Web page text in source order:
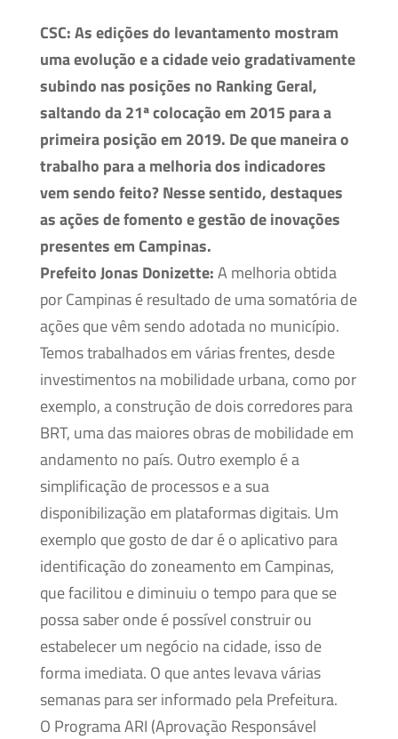
CSC: As edições do levantamento mostram
uma evolução e a cidade veio gradativamente
subindo nas posições no Ranking Geral,
saltando da 21ª colocação em 2015 para a
primeira posição em 2019. De que maneira o
trabalho para a melhoria dos indicadores
vem sendo feito? Nesse sentido, destaques
as ações de fomento e gestão de inovações
presentes em Campinas.
Prefeito Jonas Donizette:A melhoria obtida
por Campinas é resultado de uma somatória de
ações que vêm sendo adotada no município.
Temos trabalhados em várias frentes, desde
investimentos na mobilidade urbana, como por
exemplo, a construção de dois corredores para
BRT, uma das maiores obras de mobilidade em
andamento no país. Outro exemplo é a
simplificação de processos e a sua
disponibilização em plataformas digitais. Um
exemplo que gosto de dar é o aplicativo para
identificação do zoneamento em Campinas,
que facilitou e diminuiu o tempo para que se
possa saber onde é possível construir ou
estabelecer um negócio na cidade, isso de
forma imediata. O que antes levava várias
semanas para ser informado pela Prefeitura.
O Programa ARI (Aprovação Responsável